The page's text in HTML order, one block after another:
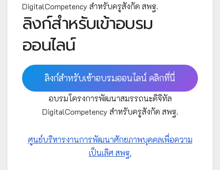
DigitalCompetency สำหรับครูสังกัด สพฐ.
ลิงก์สำหรับเข้าอบรม
ออนไลน์
ลิงก์สำหรับเข้าอบรมออนไลน์ คลิกที่นี่
อบรมโครงการพัฒนาสมรรถนะดิจิทัล
DigitalCompetency สำหรับครูสังกัด สพฐ.
ศูนย์บริหารงานการพัฒนาศักยภาพบุคคลเพื่อความ
เป็นเลิศ สพฐ.